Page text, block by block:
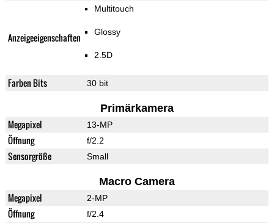
Anzeigeeigenschaften
Multitouch
Glossy
2.5D
Farben Bits 30 bit
Primärkamera
Megapixel 13-MP
Öffnung f/2.2
Sensorgröße Small
Macro Camera
Megapixel 2-MP
Öffnung f/2.4